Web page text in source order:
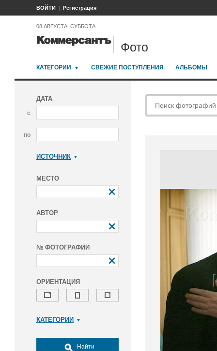
ВОЙТИ Регистрация
08 АВГУСТА, СУББОТА
Фото
КАТЕГОРИИ СВЕЖИЕ ПОСТУПЛЕНИЯ АЛЬБОМЫ
ДАТА
с
по
ИСТОЧНИК
МЕСТО
АВТОР
№ ФОТОГРАФИИ
ОРИЕНТАЦИЯ
КАТЕГОРИИ
Досуг, туризм и отдых
Найти